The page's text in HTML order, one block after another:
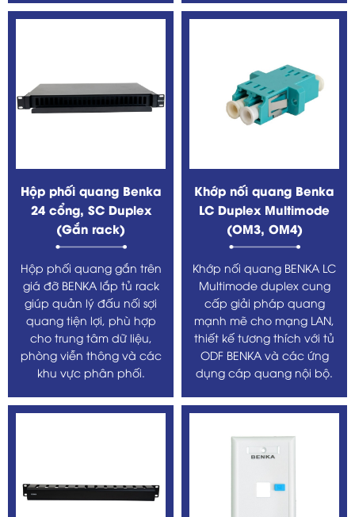
Hộp phối quang Benka
24 cổng, SC Duplex
(Gắn rack)
Hộp phối quang gắn trên
giá đỡ BENKA lắp tủ rack
giúp quản lý đấu nối sợi
quang tiện lợi, phù hợp
cho trung tâm dữ liệu,
phòng viễn thông và các
khu vực phân phối.
Khớp nối quang Benka
LC Duplex Multimode
(OM3, OM4)
Khớp nối quang BENKA LC
Multimode duplex cung
cấp giải pháp quang
mạnh mẽ cho mạng LAN,
thiết kế tương thích với tủ
ODF BENKA và các ứng
dụng cáp quang nội bộ.